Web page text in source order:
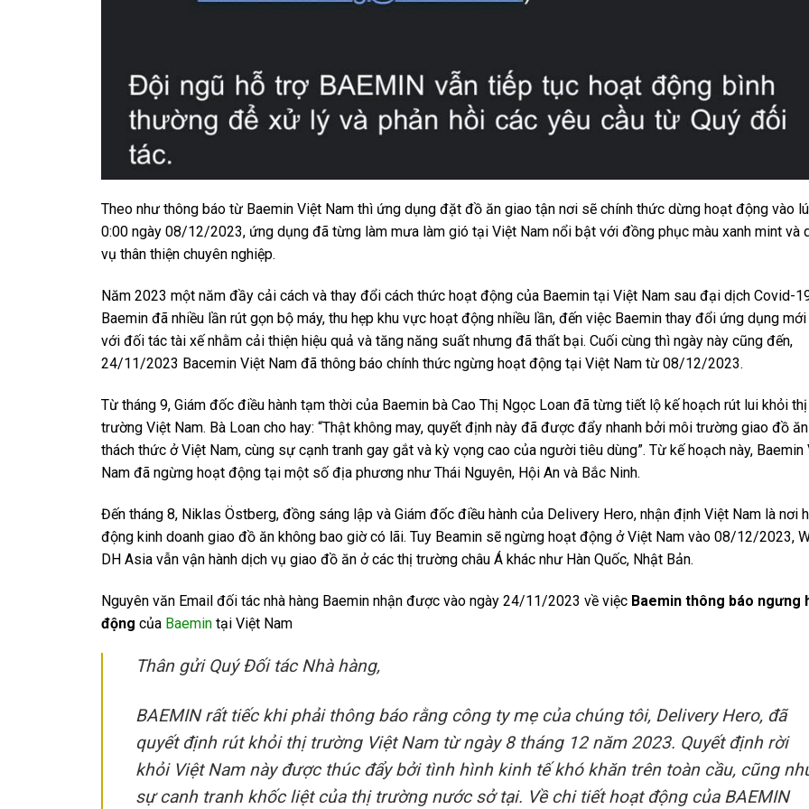
Theo như thông báo từ Baemin Việt Nam thì ứng dụng đặt đồ ăn giao tận nơi sẽ chính thức dừng hoạt động vào
0:00 ngày 08/12/2023, ứng dụng đã từng làm mưa làm gió tại Việt Nam nổi bật với đồng phục màu xanh mint và
vụ thân thiện chuyên nghiệp.
Năm 2023 một năm đầy cải cách và thay đổi cách thức hoạt động của Baemin tại Việt Nam sau đại dịch Covid-
Baemin đã nhiều lần rút gọn bộ máy, thu hẹp khu vực hoạt động nhiều lần, đến việc Baemin thay đổi ứng dụng
với đối tác tài xế nhằm cải thiện hiệu quả và tăng năng suất nhưng đã thất bại. Cuối cùng thì ngày này cũng đến,
24/11/2023 Bacemin Việt Nam đã thông báo chính thức ngừng hoạt động tại Việt Nam từ 08/12/2023.
Từ tháng 9, Giám đốc điều hành tạm thời của Baemin bà Cao Thị Ngọc Loan đã từng tiết lộ kế hoạch rút lui khỏi thị
trường Việt Nam. Bà Loan cho hay: “Thật không may, quyết định này đã được đẩy nhanh bởi môi trường giao đồ
thách thức ở Việt Nam, cùng sự cạnh tranh gay gắt và kỳ vọng cao của người tiêu dùng”. Từ kế hoạch này, Baemin
Nam đã ngừng hoạt động tại một số địa phương như Thái Nguyên, Hội An và Bắc Ninh.
Đến tháng 8, Niklas Östberg, đồng sáng lập và Giám đốc điều hành của Delivery Hero, nhận định Việt Nam là nơi
động kinh doanh giao đồ ăn không bao giờ có lãi. Tuy Beamin sẽ ngừng hoạt động ở Việt Nam vào 08/12/2023,
DH Asia vẫn vận hành dịch vụ giao đồ ăn ở các thị trường châu Á khác như Hàn Quốc, Nhật Bản.
Nguyên văn Email đối tác nhà hàng Baemin nhận được vào ngày 24/11/2023 về việc Baemin thông báo ngưng
động của Baemin tại Việt Nam
Thân gửi Quý Đối tác Nhà hàng,
BAEMIN rất tiếc khi phải thông báo rằng công ty mẹ của chúng tôi, Delivery Hero, đã
quyết định rút khỏi thị trường Việt Nam từ ngày 8 tháng 12 năm 2023. Quyết định rời
khỏi Việt Nam này được thúc đẩy bởi tình hình kinh tế khó khăn trên toàn cầu, cũng
sự canh tranh khốc liệt của thị trường nước sở tại. Về chi tiết hoạt động của BAEMIN